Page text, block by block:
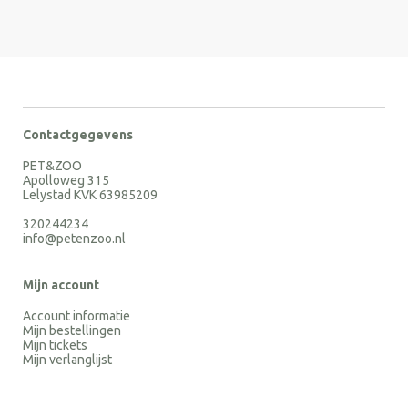
Contactgegevens
PET&ZOO
Apolloweg 315
Lelystad KVK 63985209
320244234
info@petenzoo.nl
Mijn account
Account informatie
Mijn bestellingen
Mijn tickets
Mijn verlanglijst